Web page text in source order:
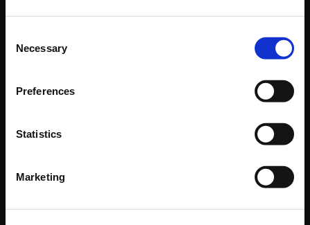
Selection
Necessary
Preferences
Statistics
Marketing
おすすめ商品